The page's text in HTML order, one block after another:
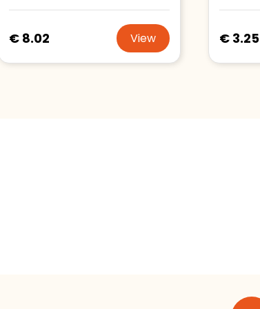
€ 8.02 View € 3.25